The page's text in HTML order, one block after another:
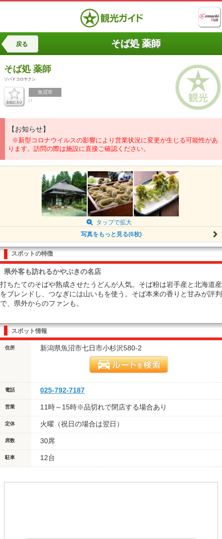
戻る そば処 薬師
そば処 薬師
ソバドコロヤクシ
魚沼市
[ ]
【お知らせ】
※新型コロナウイルスの影響により営業状況に変更が生じる可能性があ
ります。訪問の際は施設に直接ご確認ください。
タップで拡大
写真をもっと見る(6枚)
スポットの特徴
県外客も訪れるかやぶきの名店
打ちたてのそばや熟成させたうどんが人気。そば粉は岩手産と北海道産
をブレンドし、つなぎには山いもを使う。そば本来の香りと甘みが評判
で、県外からのファンも。
スポット情報
住所 新潟県魚沼市七日市小杉沢580-2
電話 025-792-7187
営業 11時～15時※品切れで閉店する場合あり
定休 火曜（祝日の場合は翌日）
席数 30席
駐車 12台